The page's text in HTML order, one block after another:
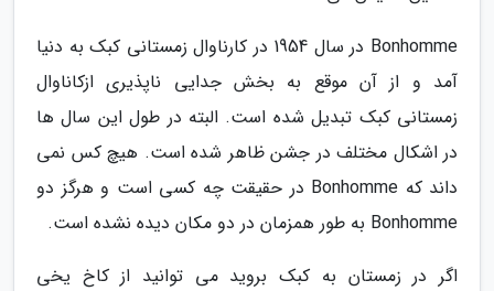
Bonhomme در سال 1954 در کارناوال زمستانی کبک به دنیا
آمد و از آن موقع به بخش جدایی ناپذیری ازکاناوال
زمستانی کبک تبدیل شده است. البته در طول این سال ها
در اشکال مختلف در جشن ظاهر شده است. هیچ کس نمی
داند که Bonhomme در حقیقت چه کسی است و هرگز دو
Bonhomme به طور همزمان در دو مکان دیده نشده است.
اگر در زمستان به کبک بروید می توانید از کاخ یخی